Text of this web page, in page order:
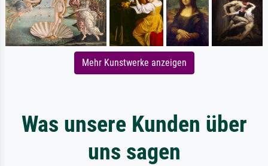
Mehr Kunstwerke anzeigen
Was unsere Kunden über
uns sagen